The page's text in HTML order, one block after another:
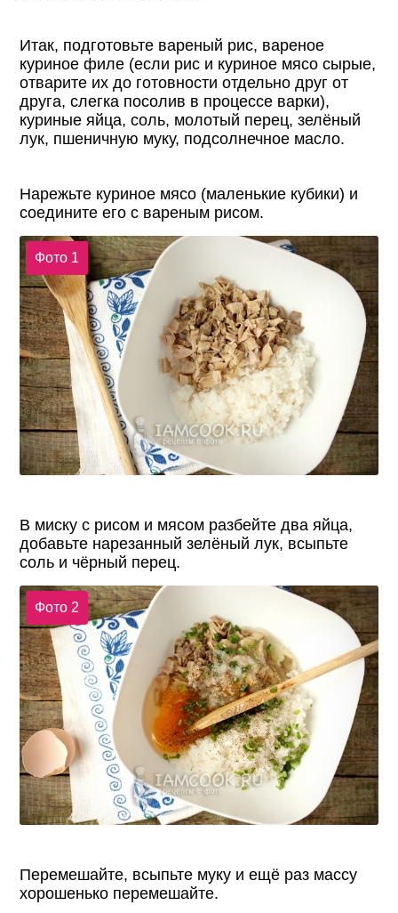
Итак, подготовьте вареный рис, вареное
куриное филе (если рис и куриное мясо сырые,
отварите их до готовности отдельно друг от
друга, слегка посолив в процессе варки),
куриные яйца, соль, молотый перец, зелёный
лук, пшеничную муку, подсолнечное масло.
Нарежьте куриное мясо (маленькие кубики) и
соедините его с вареным рисом.
Фото 1
В миску с рисом и мясом разбейте два яйца,
добавьте нарезанный зелёный лук, всыпьте
соль и чёрный перец.
Фото 2
Перемешайте, всыпьте муку и ещё раз массу
хорошенько перемешайте.